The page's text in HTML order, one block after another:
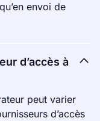
envoi de
d’accès à
peut varier
d’accès